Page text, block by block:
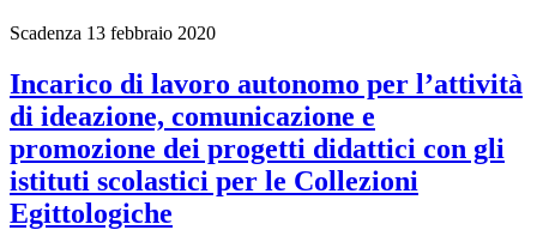
Scadenza 13 febbraio 2020
Incarico di lavoro autonomo per l’attività
di ideazione, comunicazione e
promozione dei progetti didattici con gli
istituti scolastici per le Collezioni
Egittologiche